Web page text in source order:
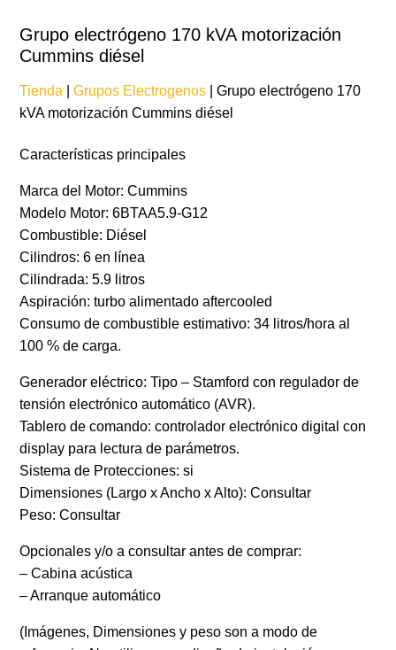
Grupo electrógeno 170 kVA motorización
Cummins diésel
Tienda |Grupos Electrogenos | Grupo electrógeno 170
kVA motorización Cummins diésel
Características principales
Marca del Motor: Cummins
Modelo Motor: 6BTAA5.9-G12
Combustible: Diésel
Cilindros: 6 en línea
Cilindrada: 5.9 litros
Aspiración: turbo alimentado aftercooled
Consumo de combustible estimativo: 34 litros/hora al
100 % de carga.
Generador eléctrico: Tipo – Stamford con regulador de
tensión electrónico automático (AVR).
Tablero de comando: controlador electrónico digital con
display para lectura de parámetros.
Sistema de Protecciones: si
Dimensiones (Largo x Ancho x Alto): Consultar
Peso: Consultar
Opcionales y/o a consultar antes de comprar:
– Cabina acústica
– Arranque automático
(Imágenes, Dimensiones y peso son a modo de